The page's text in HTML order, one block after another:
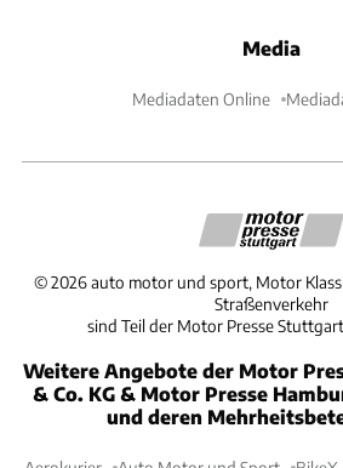
Media
Mediadaten Online
©2026 auto motor und sport, Motor
Straßenverkehr
sind Teil der Motor Presse
Weitere Angebote der Motor
& Co. KG & Motor Presse
und deren